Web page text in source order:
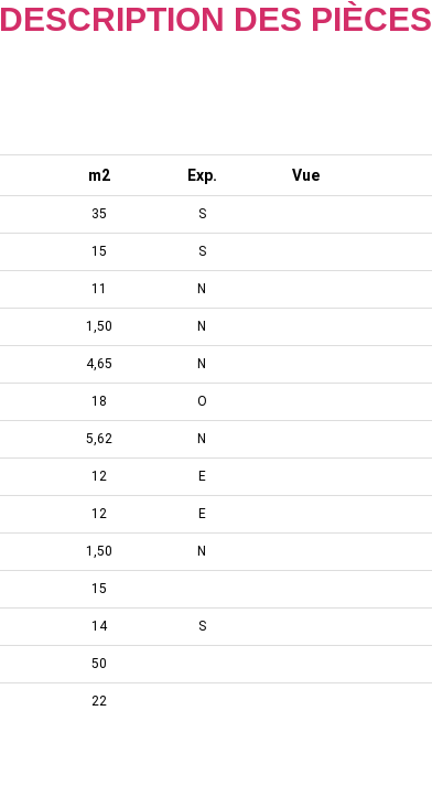
DESCRIPTION DES PIÈCES
m2 Exp. Vue
35 S
15 S
11 N
1,50 N
4,65 N
18 O
5,62 N
12 E
12 E
1,50 N
15
14 S
50
22